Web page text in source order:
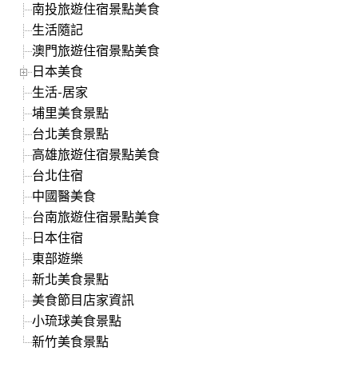
南投旅遊住宿景點美食
生活隨記
澳門旅遊住宿景點美食
日本美食
生活-居家
埔里美食景點
台北美食景點
高雄旅遊住宿景點美食
台北住宿
中國醫美食
台南旅遊住宿景點美食
日本住宿
東部遊樂
新北美食景點
美食節目店家資訊
小琉球美食景點
新竹美食景點